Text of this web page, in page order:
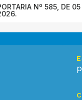
Nº 585, DE